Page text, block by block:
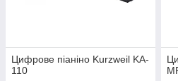
Цифрове піаніно Kurzweil KA-
110